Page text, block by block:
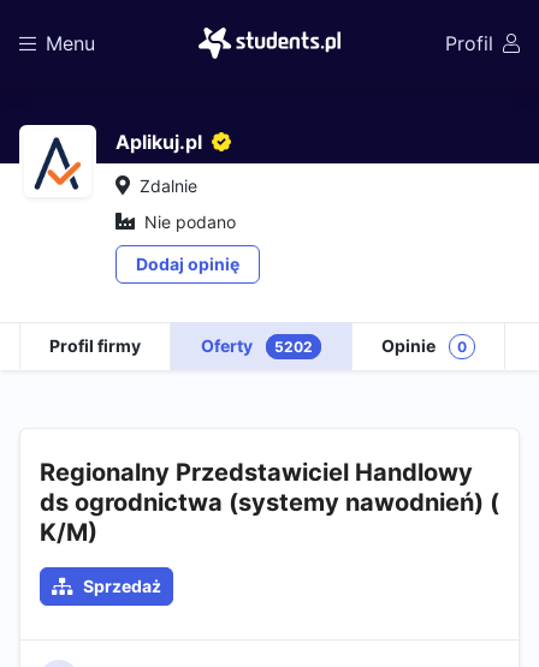
Menu Profil
Aplikuj.pl
Zdalnie
Nie podano
Dodaj opinię
Profil firmy Oferty 5202 Opinie 0
Regionalny Przedstawiciel Handlowy
ds ogrodnictwa (systemy nawodnień) (
K/M)
Sprzedaż